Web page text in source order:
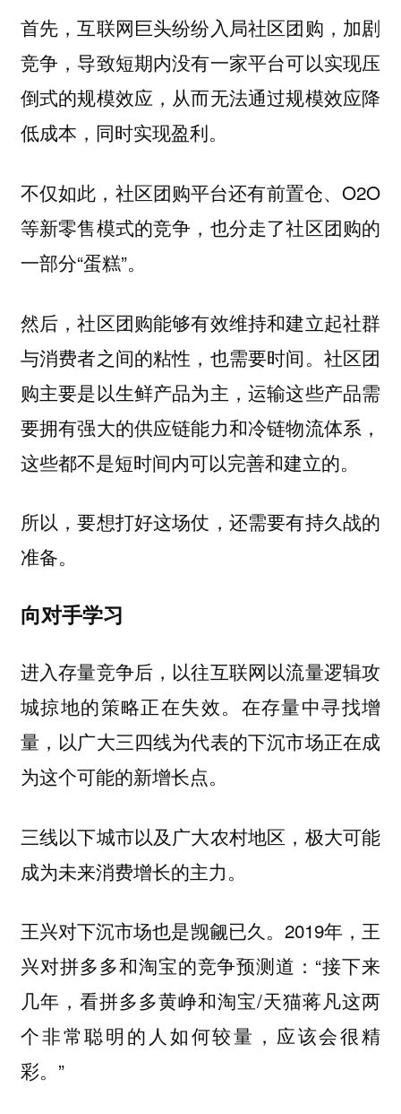
首先，互联网巨头纷纷入局社区团购，加剧
竞争，导致短期内没有一家平台可以实现压
倒式的规模效应，从而无法通过规模效应降
低成本，同时实现盈利。
不仅如此，社区团购平台还有前置仓、O2O
等新零售模式的竞争，也分走了社区团购的
一部分“蛋糕”。
然后，社区团购能够有效维持和建立起社群
与消费者之间的粘性，也需要时间。社区团
购主要是以生鲜产品为主，运输这些产品需
要拥有强大的供应链能力和冷链物流体系，
这些都不是短时间内可以完善和建立的。
所以，要想打好这场仗，还需要有持久战的
准备。
向对手学习
进入存量竞争后，以往互联网以流量逻辑攻
城掠地的策略正在失效。在存量中寻找增
量，以广大三四线为代表的下沉市场正在成
为这个可能的新增长点。
三线以下城市以及广大农村地区，极大可能
成为未来消费增长的主力。
王兴对下沉市场也是觊觎已久。2019年，王
兴对拼多多和淘宝的竞争预测道：“接下来
几年，看拼多多黄峥和淘宝/天猫蒋凡这两
个非常聪明的人如何较量，应该会很精
彩。”